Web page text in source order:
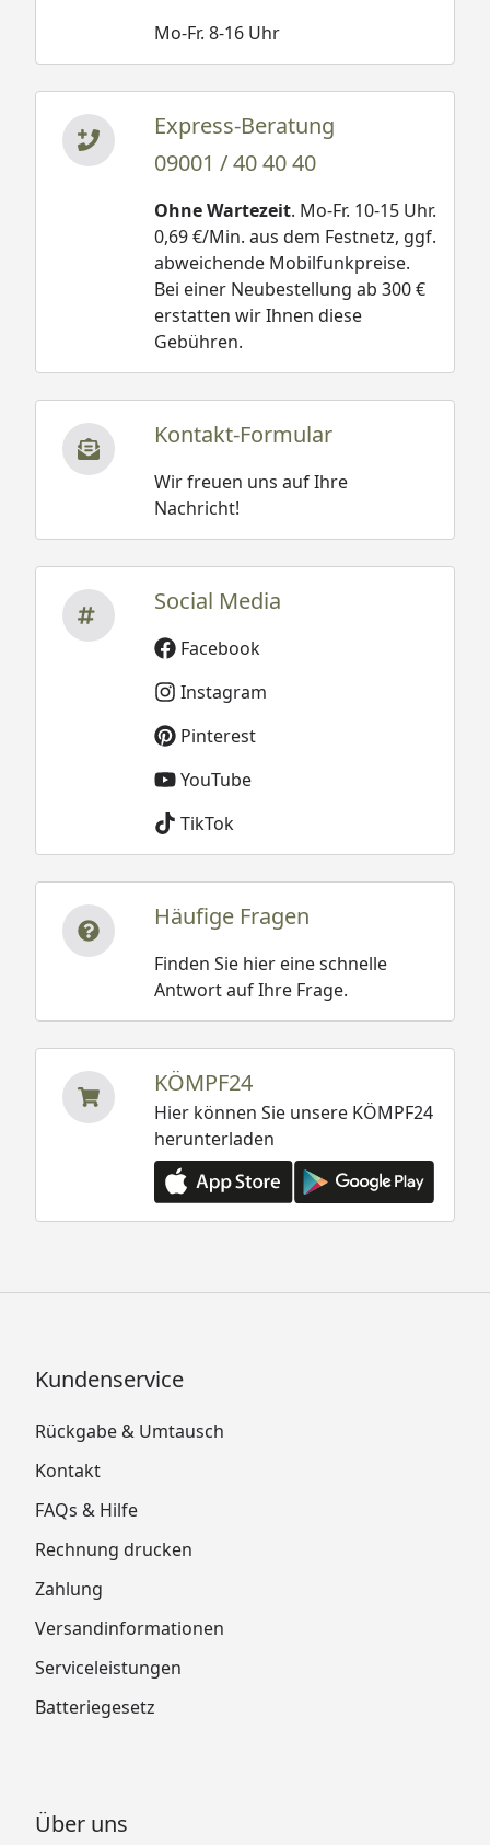
Mo-Fr. 8-16 Uhr
Express-Beratung
09001 / 40 40 40
Ohne Wartezeit. Mo-Fr. 10-15 Uhr.
0,69 €/Min. aus dem Festnetz, ggf.
abweichende Mobilfunkpreise.
Bei einer Neubestellung ab 300 €
erstatten wir Ihnen diese
Gebühren.
Kontakt-Formular
Wir freuen uns auf Ihre
Nachricht!
Social Media
Facebook
Instagram
Pinterest
YouTube
TikTok
Häufige Fragen
Finden Sie hier eine schnelle
Antwort auf Ihre Frage.
KÖMPF24
Hier können Sie unsere KÖMPF24
herunterladen
Kundenservice
Rückgabe & Umtausch
Kontakt
FAQs & Hilfe
Rechnung drucken
Zahlung
Versandinformationen
Serviceleistungen
Batteriegesetz
Über uns